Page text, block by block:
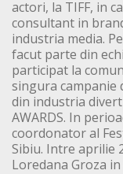
actori, la TIFF, in
consultant in
industria media.
facut parte din
participat la
singura campanie
din industria
AWARDS. In
coordonator al
Sibiu. Intre aprilie
Loredana Groza